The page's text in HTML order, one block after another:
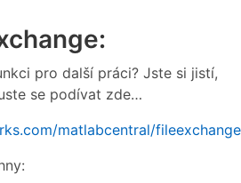
pro další práci? Jste si jistí,
se podívat zde…
matlabcentral/